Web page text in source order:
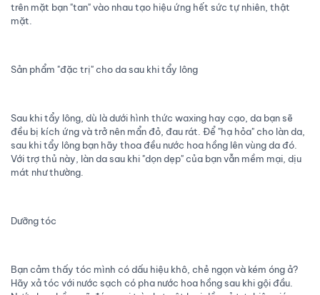
trên mặt bạn "tan" vào nhau tạo hiệu ứng hết sức tự nhiên, thật
mặt.
Sản phẩm "đặc trị" cho da sau khi tẩy lông
Sau khi tẩy lông, dù là dưới hình thức waxing hay cạo, da bạn sẽ
đều bị kích ứng và trở nên mẩn đỏ, đau rát. Để "hạ hỏa" cho làn da,
sau khi tẩy lông bạn hãy thoa đều nước hoa hồng lên vùng da đó.
Với trợ thủ này, làn da sau khi "dọn dẹp" của bạn vẫn mềm mại, dịu
mát như thường.
Dưỡng tóc
Bạn cảm thấy tóc mình có dấu hiệu khô, chẻ ngọn và kém óng ả?
Hãy xả tóc với nước sạch có pha nước hoa hồng sau khi gội đầu.